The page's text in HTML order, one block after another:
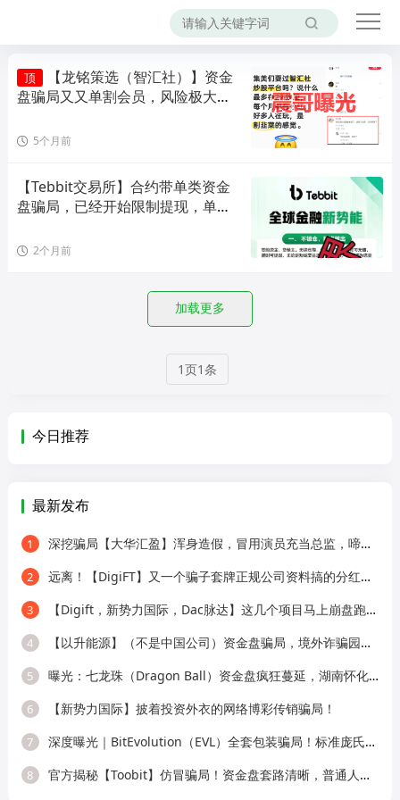
顶
【龙铭策选（智汇社）】资金
盘骗局又又单割会员，风险极大，
5个月前
【Tebbit交易所】合约带单类资金
盘骗局，已经开始限制提现，单割
2个月前
加载更多
1页1条
今日推荐
最新发布
1 深挖骗局【大华汇盈】浑身造假，冒用演员充当总监，啼笑皆非！
2 远离！【DigiFT】又一个骗子套牌正规公司资料搞的分红类资金盘骗局！
3 【Digift，新势力国际，Dac脉达】这几个项目马上崩盘跑路，别再被骗了！
4 【以升能源】（不是中国公司）资金盘骗局，境外诈骗园区所开，单割会员，即
5 曝光：七龙珠（Dragon Ball）资金盘疯狂蔓延，湖南怀化、新化已成高危重灾区，
6 【新势力国际】披着投资外衣的网络博彩传销骗局！
7 深度曝光｜BitEvolution（EVL）全套包装骗局！标准庞氏资金盘，多层拉人头 + 逆天
8 官方揭秘【Toobit】仿冒骗局！资金盘套路清晰，普通人别再上当！